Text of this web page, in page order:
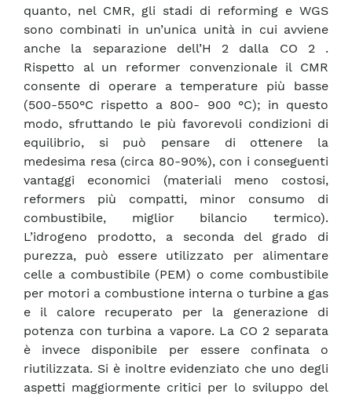
quanto, nel CMR, gli stadi di reforming e WGS
sono combinati in un’unica unità in cui avviene
anche la separazione dell’H 2 dalla CO 2 .
Rispetto al un reformer convenzionale il CMR
consente di operare a temperature più basse
(500-550°C rispetto a 800- 900 °C); in questo
modo, sfruttando le più favorevoli condizioni di
equilibrio, si può pensare di ottenere la
medesima resa (circa 80-90%), con i conseguenti
vantaggi economici (materiali meno costosi,
reformers più compatti, minor consumo di
combustibile, miglior bilancio termico).
L’idrogeno prodotto, a seconda del grado di
purezza, può essere utilizzato per alimentare
celle a combustibile (PEM) o come combustibile
per motori a combustione interna o turbine a gas
e il calore recuperato per la generazione di
potenza con turbina a vapore. La CO 2 separata
è invece disponibile per essere confinata o
riutilizzata. Si è inoltre evidenziato che uno degli
aspetti maggiormente critici per lo sviluppo del